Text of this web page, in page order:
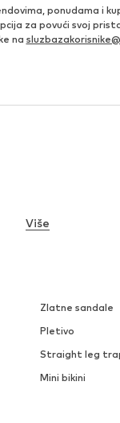
ponudama i
za povući svoj
na
Zlatne sandale
Pletivo
Straight leg
Mini bikini
Više